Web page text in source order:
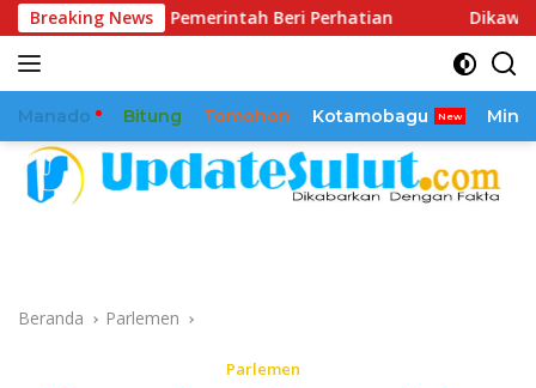
Langsung
ke
konten
Breaking News
Pemerintah Beri Perhatian Dikawal Sejak 2025,
Manado Bitung Tomohon Kotamobagu
Beranda Parlemen
Parlemen